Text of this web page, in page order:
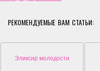
РЕКОМЕНДУЕМЫЕ ВАМ СТАТЬИ:
Эликсир молодости